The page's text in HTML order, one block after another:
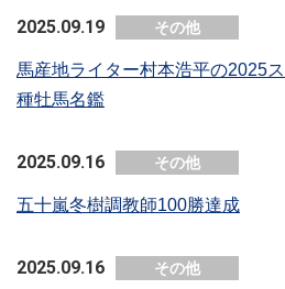
2025.09.19 その他
馬産地ライター村本浩平の2025
種牡馬名鑑
2025.09.16 その他
五十嵐冬樹調教師100勝達成
2025.09.16 その他